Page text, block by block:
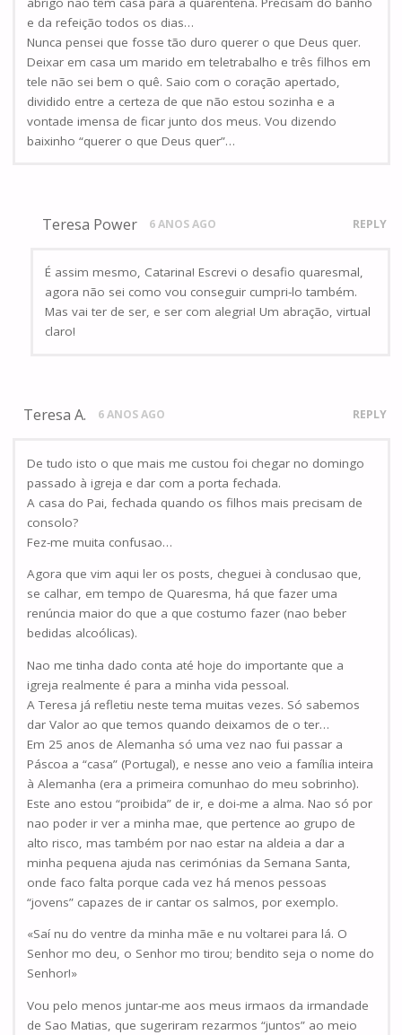
e da refeição todos os dias…
Nunca pensei que fosse tão duro querer o que Deus quer.
Deixar em casa um marido em teletrabalho e três filhos em
tele não sei bem o quê. Saio com o coração apertado,
dividido entre a certeza de que não estou sozinha e a
vontade imensa de ficar junto dos meus. Vou dizendo
baixinho “querer o que Deus quer”…
Teresa Power 6 ANOS AGO REPLY
É assim mesmo, Catarina! Escrevi o desafio quaresmal,
agora não sei como vou conseguir cumpri-lo também.
Mas vai ter de ser, e ser com alegria! Um abração, virtual
claro!
Teresa A. 6 ANOS AGO REPLY
De tudo isto o que mais me custou foi chegar no domingo
passado à igreja e dar com a porta fechada.
A casa do Pai, fechada quando os filhos mais precisam de
consolo?
Fez-me muita confusao…
Agora que vim aqui ler os posts, cheguei à conclusao que,
se calhar, em tempo de Quaresma, há que fazer uma
renúncia maior do que a que costumo fazer (nao beber
bedidas alcoólicas).
Nao me tinha dado conta até hoje do importante que a
igreja realmente é para a minha vida pessoal.
A Teresa já refletiu neste tema muitas vezes. Só sabemos
dar Valor ao que temos quando deixamos de o ter…
Em 25 anos de Alemanha só uma vez nao fui passar a
Páscoa a “casa” (Portugal), e nesse ano veio a família inteira
à Alemanha (era a primeira comunhao do meu sobrinho).
Este ano estou “proibida” de ir, e doi-me a alma. Nao só por
nao poder ir ver a minha mae, que pertence ao grupo de
alto risco, mas também por nao estar na aldeia a dar a
minha pequena ajuda nas cerimónias da Semana Santa,
onde faco falta porque cada vez há menos pessoas
“jovens” capazes de ir cantar os salmos, por exemplo.
«Saí nu do ventre da minha mãe e nu voltarei para lá. O
Senhor mo deu, o Senhor mo tirou; bendito seja o nome do
Senhor!»
Vou pelo menos juntar-me aos meus irmaos da irmandade
de Sao Matias, que sugeriram rezarmos “juntos” ao meio